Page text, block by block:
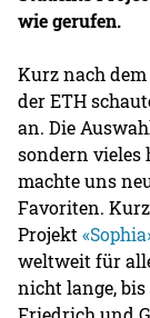
wie gerufen.
Kurz nach
der ETH
an. Die
sondern vieles
machte uns
Favoriten.
Projekt
weltweit für
nicht lange,